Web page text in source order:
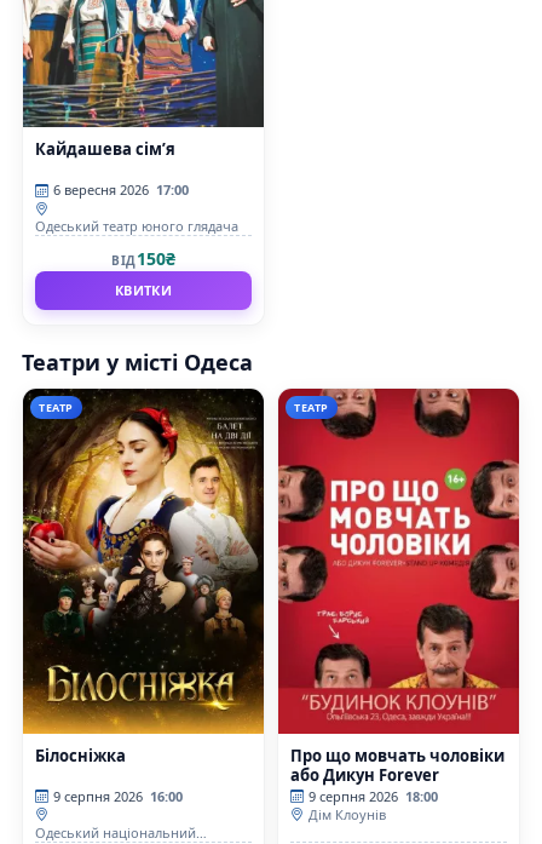
Кайдашева сім’я
6 вересня 2026 17:00
Одеський театр юного глядача
ВІД150₴
КВИТКИ
Театри у місті Одеса
ТЕАТР
Білосніжка
9 серпня 2026 16:00
Одеський національний
ТЕАТР
Про що мовчать чоловіки
або Дикун Forever
9 серпня 2026 18:00
Дім Клоунів